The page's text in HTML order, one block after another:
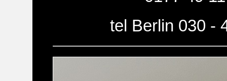
tel Berlin 030 -